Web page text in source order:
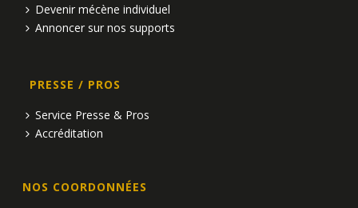
Devenir mécène individuel
Annoncer sur nos supports
PRESSE / PROS
Service Presse & Pros
Accréditation
NOS COORDONNÉES